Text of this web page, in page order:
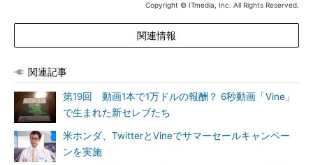
Copyright © ITmedia, Inc. All Rights Reserved.
関連情報
関連記事
第19回 動画1本で1万ドルの報酬？ 6秒動画「Vine」
で生まれた新セレブたち
米ホンダ、TwitterとVineでサマーセールキャンペー
ンを実施